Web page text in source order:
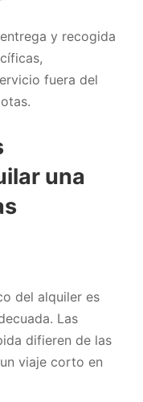
y recogida
fuera del
una
del alquiler es
Las
difieren de las
viaje corto en